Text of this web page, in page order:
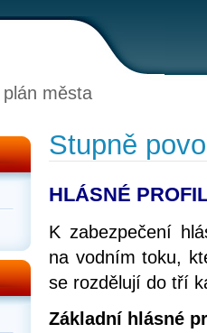
města
Stupně
HLÁSNÉ
K zabezpečení
na vodním toku,
se rozdělují do tří
Základní hlásné